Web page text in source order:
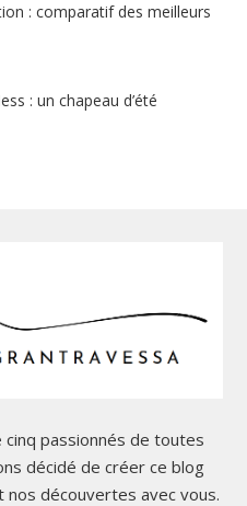
: comparatif des meilleurs
: un chapeau d’été
passionnés de toutes
décidé de créer ce blog
découvertes avec vous.